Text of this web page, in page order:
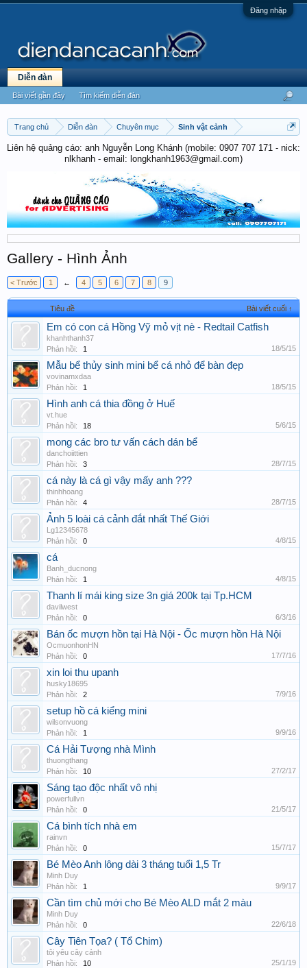
Đăng nhập
Trang chủ Diễn đàn Chuyên mục Sinh vật cảnh
Liên hệ quảng cáo: anh Nguyễn Long Khánh (mobile: 0907 707 171 - nick:
nlkhanh - email: longkhanh1963@gmail.com)
Gallery - Hình Ảnh
< Trước 1 ← 4 5 6 7 8 9
Tiêu đề Bài viết cuối ↑
Em có con cá Hồng Vỹ mỏ vịt nè - Redtail Catfish
khanhthanh37
Phản hồi:
1 18/5/15
Mẫu bể thủy sinh mini bể cá nhỏ để bàn đẹp
vovinamxdaa
Phản hồi:
1 18/5/15
Hình anh cá thia đồng ở Huế
vt.hue
Phản hồi:
18 5/6/15
mong các bro tư vấn cách dán bể
danchoiittien
Phản hồi:
3 28/7/15
cá này là cá gì vậy mấy anh ???
thinhhoang
Phản hồi:
4 28/7/15
Ảnh 5 loài cá cảnh đắt nhất Thế Giới
Lg12345678
Phản hồi:
0 4/8/15
cá
Banh_ducnong
Phản hồi:
1 4/8/15
Thanh lí mái king size 3n giá 200k tại Tp.HCM
davilwest
Phản hồi:
0 6/3/16
Bán ốc mượn hồn tại Hà Nội - Ốc mượn hồn Hà Nội
OcmuonhonHN
Phản hồi:
0 17/7/16
xin loi thu upanh
husky18695
Phản hồi:
2 7/9/16
setup hồ cá kiểng mini
wilsonvuong
Phản hồi:
1 9/9/16
Cá Hải Tượng nhà Mình
thuongthang
Phản hồi:
10 27/2/17
Sáng tạo độc nhất vô nhị
powerfullvn
Phản hồi:
0 21/5/17
Cá bình tích nhà em
rainvn
Phản hồi:
0 15/7/17
Bé Mèo Anh lông dài 3 tháng tuổi 1,5 Tr
Minh Duy
Phản hồi:
1 9/9/17
Cần tìm chủ mới cho Bé Mèo ALD mắt 2 màu
Minh Duy
Phản hồi:
0 22/6/18
Cây Tiên Tọa? ( Tổ Chim)
tôi yêu cây cảnh
Phản hồi:
10 25/1/19
Diễn đàn
Bài viết gần đây Tìm kiếm diễn đàn